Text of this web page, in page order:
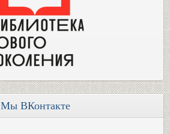
Мы ВКонтакте